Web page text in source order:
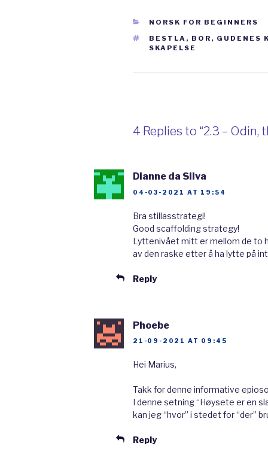
Odin bodde i Vallhall. Fra
og alt som skjer der.
høvdingersitter. Soldater
soldatene hver dag ved å
norrøn mytologi. Han er
Odin ergiftmed Frigg.
klok. Hun er en av de
Odin sinkunnskap. Hun er
nesten er like klok som
er Odin faren til Tor, men
Tor sammen med gudinna
Odin var ikke bare gud
ogtrolldom. For å bli
øyet sitt for å drikke av
CATEGORIES
NORSK FOR BEGINNERS
TAGS
BESTLA , BOR , GUDENES
SKAPELSE
4 Replies to “2.3 – Odin,
Dianne da Silva
04-03-2021 AT 19:54
Bra stillasstrategi!
Good scaffolding strategy!
Lyttenivået mitt er mellom de to
av den raske etter å ha lytte på
Reply
Phoebe
21-09-2021 AT 09:45
Hei Marius,
Takk for denne informative
I denne setning “Høysete er en
kan jeg “hvor” i stedet for “der”
Reply